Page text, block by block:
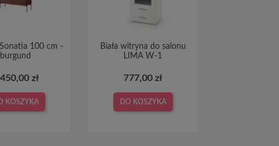
100 cm -
burgund
zł
KOSZYKA
Biała witryna do salonu
LIMA W-1
777,00 zł
DO KOSZYKA